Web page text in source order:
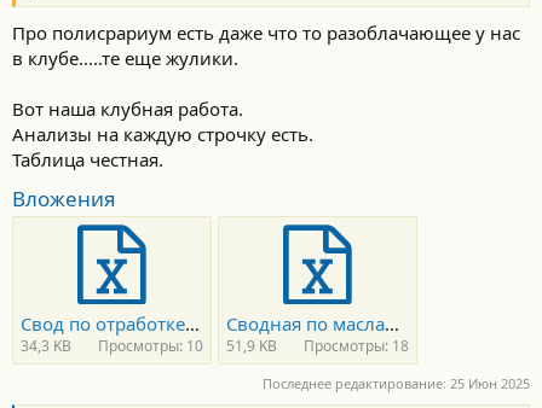
Про полисрариум есть даже что то разоблачающее у нас
в клубе.....те еще жулики.
Вот наша клубная работа.
Анализы на каждую строчку есть.
Таблица честная.
Вложения
Свод по отработке c Geely Monjaro.xls
34,3 KB Просмотры: 10
Сводная по маслам.xls
51,9 KB Просмотры: 18
Последнее редактирование: 25 Июн 2025